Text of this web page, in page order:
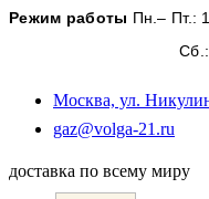
Режим работы Пн.– Пт.:
Сб.:11:00
Москва, ул.
gaz@volga-21.ru
доставка по всему миру